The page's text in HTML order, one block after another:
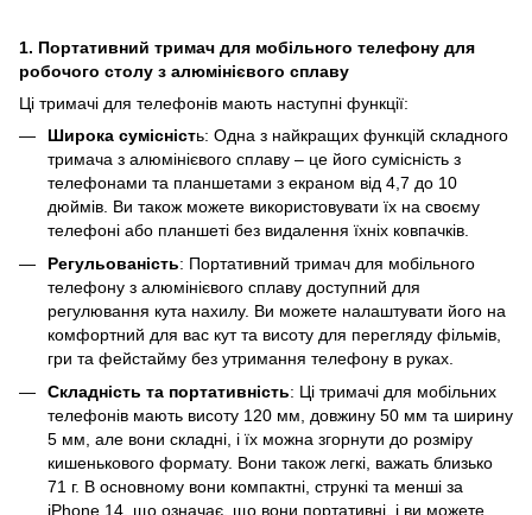
1. Портативний тримач для мобільного телефону для
робочого столу з алюмінієвого сплаву
Ці тримачі для телефонів мають наступні функції:
Широка сумісність: Одна з найкращих функцій складного
тримача з алюмінієвого сплаву – це його сумісність з
телефонами та планшетами з екраном від 4,7 до 10
дюймів. Ви також можете використовувати їх на своєму
телефоні або планшеті без видалення їхніх ковпачків.
Регульованість: Портативний тримач для мобільного
телефону з алюмінієвого сплаву доступний для
регулювання кута нахилу. Ви можете налаштувати його на
комфортний для вас кут та висоту для перегляду фільмів,
гри та фейстайму без утримання телефону в руках.
Складність та портативність: Ці тримачі для мобільних
телефонів мають висоту 120 мм, довжину 50 мм та ширину
5 мм, але вони складні, і їх можна згорнути до розміру
кишенькового формату. Вони також легкі, важать близько
71 г. В основному вони компактні, стрункі та менші за
iPhone 14, що означає, що вони портативні, і ви можете